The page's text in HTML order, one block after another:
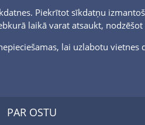
Piekrītot sīkdatņu
laikā varat atsaukt,
lai uzlabotu
PAR OSTU